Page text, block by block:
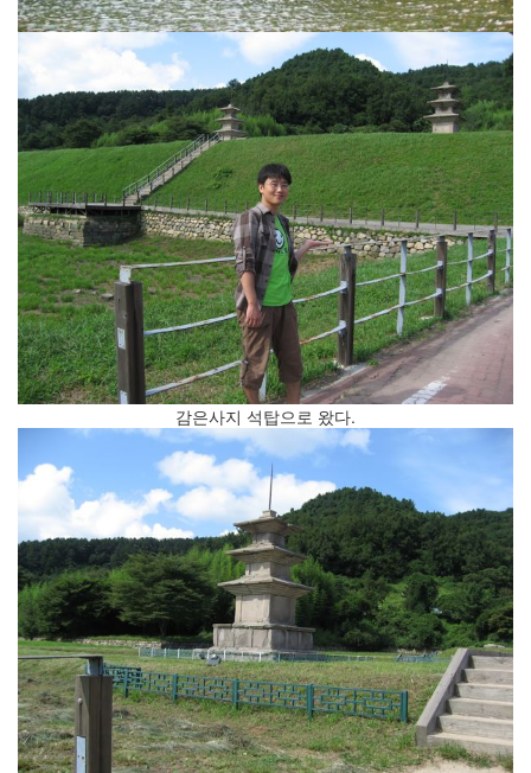
감은사지 석탑으로 왔다.
기
시
대
(2)
눈
속
의
포
항
아
이
폰
용
어
탈
옥
삶
연
속
(1)
혁
신
의
대
두
Notices